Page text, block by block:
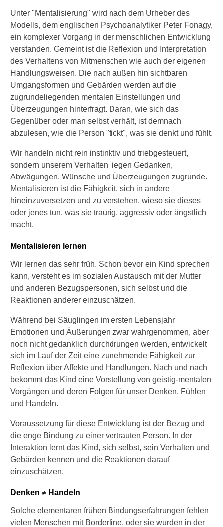
Unter "Mentalisierung" wird nach dem Urheber des
Modells, dem englischen Psychoanalytiker Peter Fonagy,
ein komplexer Vorgang in der menschlichen Entwicklung
verstanden. Gemeint ist die Reflexion und Interpretation
des Verhaltens von Mitmenschen wie auch der eigenen
Handlungsweisen. Die nach außen hin sichtbaren
Umgangsformen und Gebärden werden auf die
zugrundeliegenden mentalen Einstellungen und
Überzeugungen hinterfragt. Daran, wie sich das
Gegenüber oder man selbst verhält, ist demnach
abzulesen, wie die Person "tickt", was sie denkt und fühlt.
Wir handeln nicht rein instinktiv und triebgesteuert,
sondern unserem Verhalten liegen Gedanken,
Abwägungen, Wünsche und Überzeugungen zugrunde.
Mentalisieren ist die Fähigkeit, sich in andere
hineinzuversetzen und zu verstehen, wieso sie dieses
oder jenes tun, was sie traurig, aggressiv oder ängstlich
macht.
Mentalisieren lernen
Wir lernen das sehr früh. Schon bevor ein Kind sprechen
kann, versteht es im sozialen Austausch mit der Mutter
und anderen Bezugspersonen, sich selbst und die
Reaktionen anderer einzuschätzen.
Während bei Säuglingen im ersten Lebensjahr
Emotionen und Äußerungen zwar wahrgenommen, aber
noch nicht gedanklich durchdrungen werden, entwickelt
sich im Lauf der Zeit eine zunehmende Fähigkeit zur
Reflexion über Affekte und Handlungen. Nach und nach
bekommt das Kind eine Vorstellung von geistig-mentalen
Vorgängen und deren Folgen für unser Denken, Fühlen
und Handeln.
Voraussetzung für diese Entwicklung ist der Bezug und
die enge Bindung zu einer vertrauten Person. In der
Interaktion lernt das Kind, sich selbst, sein Verhalten und
Gebärden kennen und die Reaktionen darauf
einzuschätzen.
Denken ≠ Handeln
Solche elementaren frühen Bindungserfahrungen fehlen
vielen Menschen mit Borderline, oder sie wurden in der